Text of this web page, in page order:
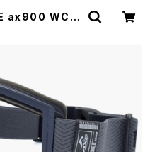
ax900 WCM
レンズ マット
着用 ヘルメッ
スドッグ】メガ
子 の 通販